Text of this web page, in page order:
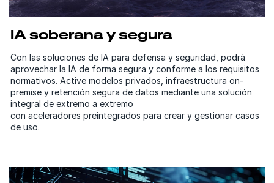
IA soberana y segura
Con las soluciones de IA para defensa y seguridad, podrá
aprovechar la IA de forma segura y conforme a los requisitos
normativos. Active modelos privados, infraestructura on-
premise y retención segura de datos mediante una solución
integral de extremo a extremo
con aceleradores preintegrados para crear y gestionar casos
de uso.